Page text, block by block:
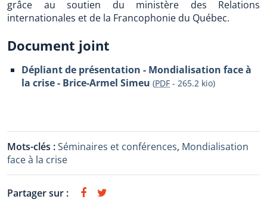
grâce au soutien du ministère des Relations
internationales et de la Francophonie du Québec.
Document joint
Dépliant de présentation - Mondialisation face à
la crise - Brice-Armel Simeu (PDF - 265.2 kio)
Mots-clés :Séminaires et conférences, Mondialisation
face à la crise
Partager sur :